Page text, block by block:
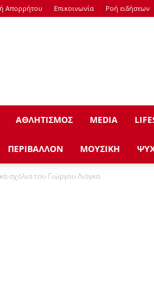
Απορρήτου Επικοινωνία Ροή ειδήσεων
ΑΘΛΗΤΙΣΜΟΣ ΜEDIA
ΠΕΡΙΒΑΛΛΟΝ ΜΟΥΣΙΚΗ
σχόλια του Γιώργου Λιάγκα